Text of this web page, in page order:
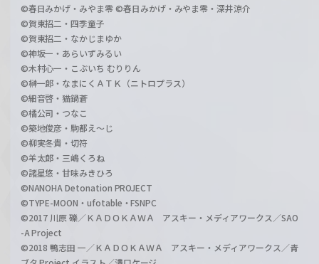
©春日みかげ・みやま零 ©春日みかげ・みやま零・深井涼介
©賀東招二・四季童子
©賀東招二・なかじまゆか
©神坂一・あらいずみるい
©木村心一・こぶいち むりりん
©榊一郎・なまにくＡＴＫ（ニトロプラス）
©細音啓・猫鍋蒼
©橘公司・つなこ
©築地俊彦・駒都え～じ
©柳実冬貴・切符
©羊太郎・三嶋くろね
©諸星悠・甘味みきひろ
©NANOHA Detonation PROJECT
©TYPE-MOON・ufotable・FSNPC
©2017 川原 礫／ＫＡＤＯＫＡＷＡ アスキー・メディアワークス／SAO
-A Project
©2018 鴨志田 一／ＫＡＤＯＫＡＷＡ アスキー・メディアワークス／青